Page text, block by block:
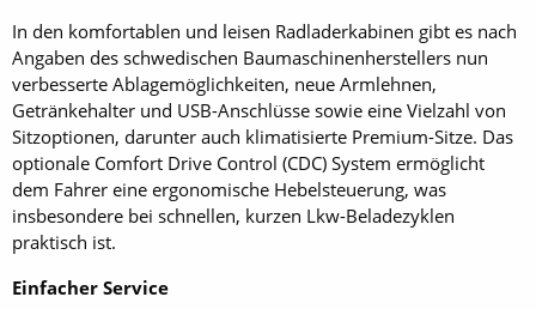
In den komfortablen und leisen Radladerkabinen gibt es nach
Angaben des schwedischen Baumaschinenherstellers nun
verbesserte Ablagemöglichkeiten, neue Armlehnen,
Getränkehalter und USB-Anschlüsse sowie eine Vielzahl von
Sitzoptionen, darunter auch klimatisierte Premium-Sitze. Das
optionale Comfort Drive Control (CDC) System ermöglicht
dem Fahrer eine ergonomische Hebelsteuerung, was
insbesondere bei schnellen, kurzen Lkw-Beladezyklen
praktisch ist.
Einfacher Service